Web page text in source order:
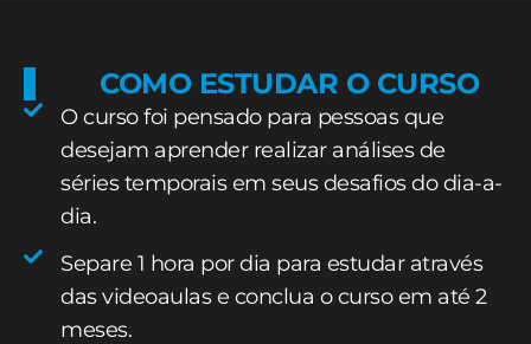
COMO ESTUDAR O CURSO
O curso foi pensado para pessoas que
desejam aprender realizar análises de
séries temporais em seus desafios do dia-a-
dia.
Separe 1 hora por dia para estudar através
das videoaulas e conclua o curso em até 2
meses.